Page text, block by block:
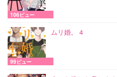
106ビュー
ムリ婚。 4
99ビュー